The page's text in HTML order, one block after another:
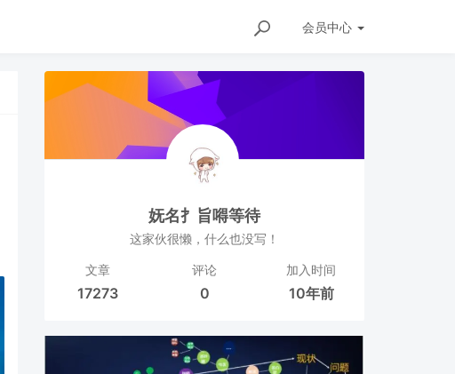
会员中心
妩名扌旨嘚等待
这家伙很懒，什么也没写！
文章
17273
评论
0
加入时间
10年前